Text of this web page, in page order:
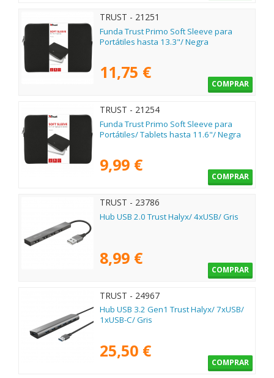
TRUST - 21251
Funda Trust Primo Soft Sleeve para
Portátiles hasta 13.3"/ Negra
11,75 €
COMPRAR
TRUST - 21254
Funda Trust Primo Soft Sleeve para
Portátiles/ Tablets hasta 11.6"/ Negra
9,99 €
COMPRAR
TRUST - 23786
Hub USB 2.0 Trust Halyx/ 4xUSB/ Gris
8,99 €
COMPRAR
TRUST - 24967
Hub USB 3.2 Gen1 Trust Halyx/ 7xUSB/
1xUSB-C/ Gris
25,50 €
COMPRAR